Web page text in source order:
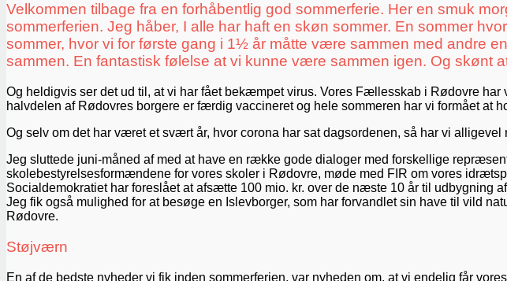
Velkommen tilbage fra en forhåbentlig god sommerferie. Her en smuk
sommerferien. Jeg håber, I alle har haft en skøn sommer. En sommer
sommer, hvor vi for første gang i 1½ år måtte være sammen med andre
sammen. En fantastisk følelse at vi kunne være sammen igen. Og skønt
Og heldigvis ser det ud til, at vi har fået bekæmpet virus. Vores Fællesskab i Rødovre
halvdelen af Rødovres borgere er færdig vaccineret og hele sommeren har vi formået at
Og selv om det har været et svært år, hvor corona har sat dagsordenen, så har vi
Jeg sluttede juni-måned af med at have en række gode dialoger med forskellige
skolebestyrelsesformændene for vores skoler i Rødovre, møde med FIR om vores
Socialdemokratiet har foreslået at afsætte 100 mio. kr. over de næste 10 år til udbygning
Jeg fik også mulighed for at besøge en Islevborger, som har forvandlet sin have til vild
Rødovre.
Støjværn
En af de bedste nyheder vi fik inden sommerferien, var nyheden om, at vi endelig får